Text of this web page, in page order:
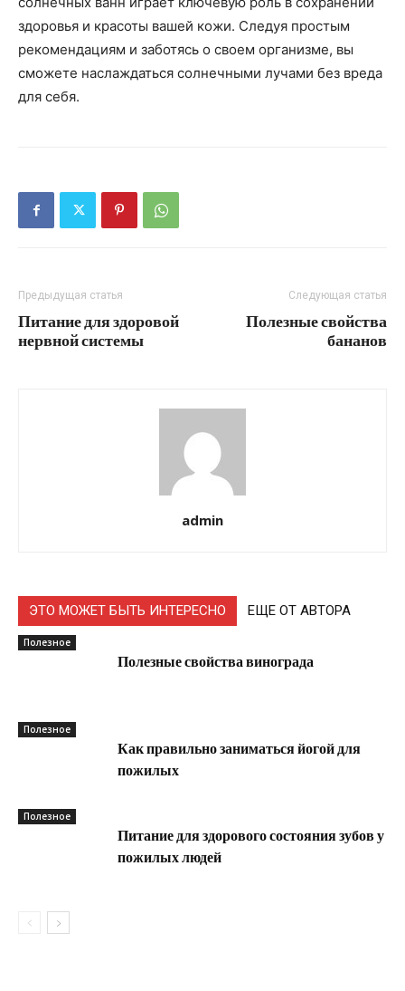
здоровья и красоты вашей кожи. Следуя простым
рекомендациям и заботясь о своем организме, вы
сможете наслаждаться солнечными лучами без вреда
для себя.
Предыдущая статья
Питание для здоровой
нервной системы
Следующая статья
Полезные свойства
бананов
admin
ЭТО МОЖЕТ БЫТЬ ИНТЕРЕСНО ЕЩЕ ОТ АВТОРА
Полезное
Полезные свойства винограда
Полезное
Как правильно заниматься йогой для
пожилых
Полезное
Питание для здорового состояния зубов у
пожилых людей